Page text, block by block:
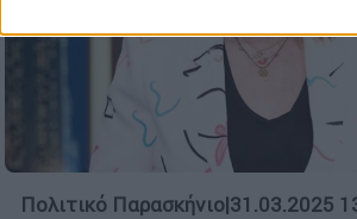
Πολιτικό Παρασκήνιο|31.03.2025